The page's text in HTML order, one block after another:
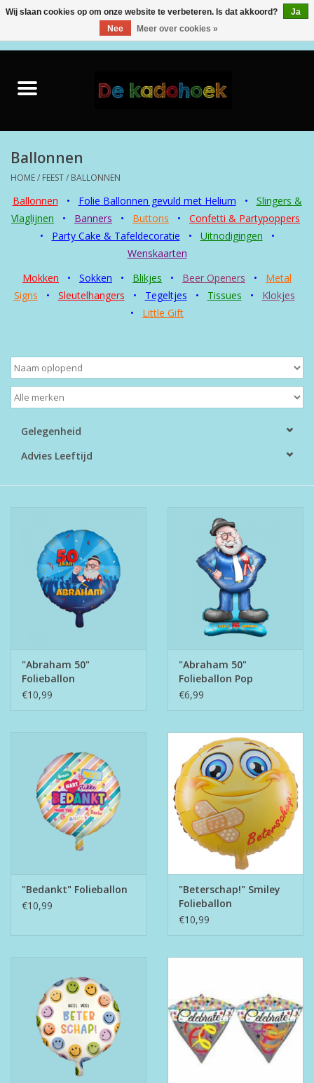
Speelgoed
Back to School
Puzzels & Spellen
Wannahaves
Wens & Postkaarten
Ballonnen
HOME/ FEEST/ BALLONNEN
Ballonnen • Folie Ballonnen gevuld met Helium •
Slingers &
Vlaglijnen
• Banners • Buttons •
Confetti & Partypoppers
•
Party Cake & Tafeldecoratie • Uitnodigingen
•
Wenskaarten
Mokken
• Sokken • Blikjes • Beer Openers •
Metal
Signs
• Sleutelhangers • Tegeltjes • Tissues •
Klokjes
•
Little Gift
Gelegenheid
Advies Leeftijd
"Abraham 50"
Folieballon
€10,99
"Abraham 50"
Folieballon Pop
€6,99
"Bedankt" Folieballon
€10,99
"Beterschap!" Smiley
Folieballon
€10,99
Wij slaan cookies op om onze website te verbeteren. Is dat akkoord?
Ja
Nee
Meer over cookies »